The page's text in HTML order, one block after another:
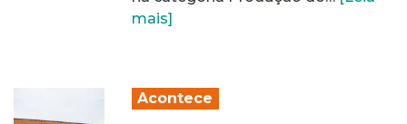
mais]
Acontece